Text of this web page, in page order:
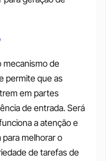
mecanismo de
permite que as
em partes
de entrada. Será
a atenção e
melhorar o
de tarefas de